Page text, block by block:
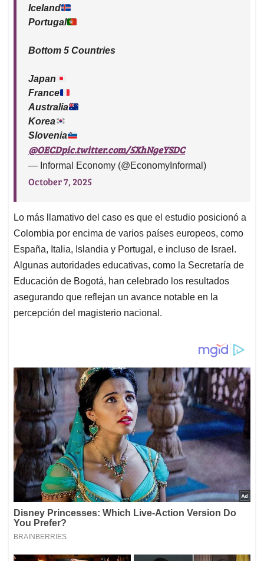
Iceland
Portugal
Bottom 5 Countries
Japan
France
Australia
Korea
Slovenia
@OECDpic.twitter.com/5XhNgeYSDC
— Informal Economy (@EconomyInformal)
October 7, 2025
Lo más llamativo del caso es que el estudio posicionó a
Colombia por encima de varios países europeos, como
España, Italia, Islandia y Portugal, e incluso de Israel.
Algunas autoridades educativas, como la Secretaría de
Educación de Bogotá, han celebrado los resultados
asegurando que reflejan un avance notable en la
percepción del magisterio nacional.